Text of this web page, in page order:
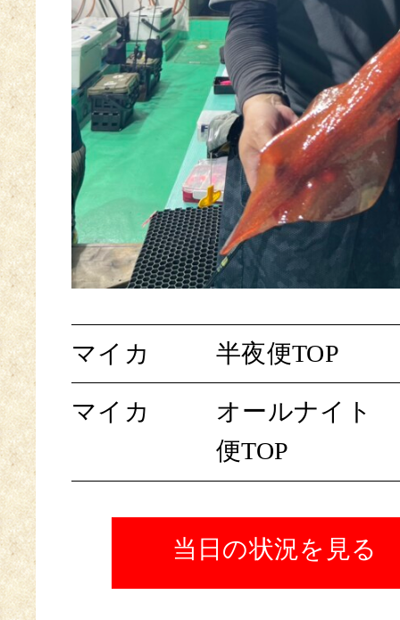
マイカ 半夜便TOP
マイカ
オールナイト
便TOP
当日の状況を見る